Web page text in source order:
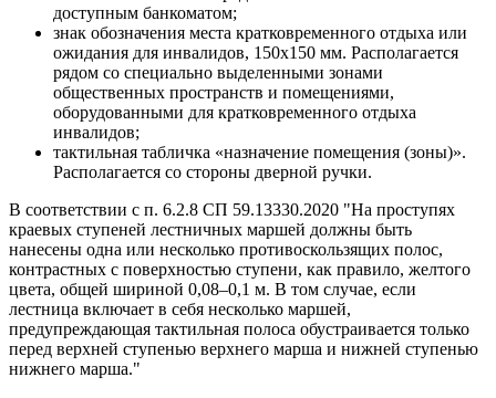
доступным банкоматом;
знак обозначения места кратковременного отдыха или
ожидания для инвалидов, 150х150 мм. Располагается
рядом со специально выделенными зонами
общественных пространств и помещениями,
оборудованными для кратковременного отдыха
инвалидов;
тактильная табличка «назначение помещения (зоны)».
Располагается со стороны дверной ручки.
В соответствии с п. 6.2.8 СП 59.13330.2020 "На проступях
краевых ступеней лестничных маршей должны быть
нанесены одна или несколько противоскользящих полос,
контрастных с поверхностью ступени, как правило, желтого
цвета, общей шириной 0,08–0,1 м. В том случае, если
лестница включает в себя несколько маршей,
предупреждающая тактильная полоса обустраивается только
перед верхней ступенью верхнего марша и нижней ступенью
нижнего марша."